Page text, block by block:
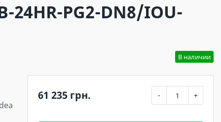
PG2-DN8/IOU-
В наличии
61 235 грн. - +